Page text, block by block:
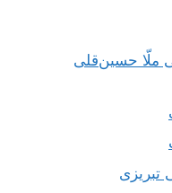
ملّا حسین‌قلی
تبریزی